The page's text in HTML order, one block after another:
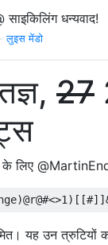
साइकिलिंग धन्यवाद!
लुइस मेंडो
27
के लिए
यह उन त्रुटियों